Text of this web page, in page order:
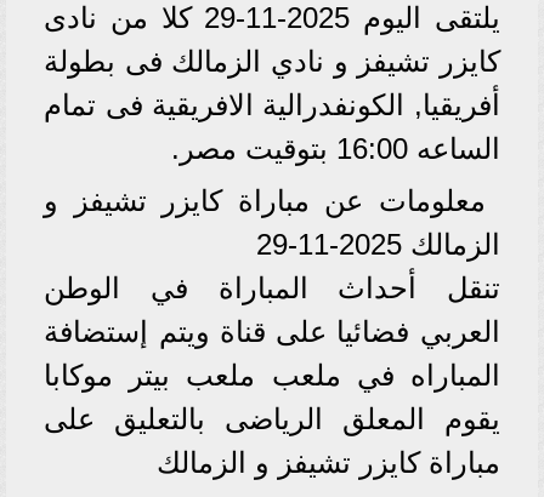
يلتقى اليوم 2025-11-29 كلا من نادى
كايزر تشيفز و نادي الزمالك فى بطولة
أفريقيا, الكونفدرالية الافريقية فى تمام
الساعه 16:00 بتوقيت مصر.
معلومات عن مباراة كايزر تشيفز و
الزمالك 2025-11-29
تنقل أحداث المباراة في الوطن
العربي فضائيا على قناة ويتم إستضافة
المباراه في ملعب ملعب بيتر موكابا
يقوم المعلق الرياضى بالتعليق على
مباراة كايزر تشيفز و الزمالك